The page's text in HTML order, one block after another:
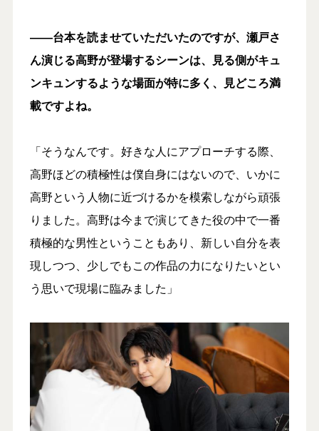
――台本を読ませていただいたのですが、瀬戸さ
ん演じる高野が登場するシーンは、見る側がキュ
ンキュンするような場面が特に多く、見どころ満
載ですよね。
「そうなんです。好きな人にアプローチする際、
高野ほどの積極性は僕自身にはないので、いかに
高野という人物に近づけるかを模索しながら頑張
りました。高野は今まで演じてきた役の中で一番
積極的な男性ということもあり、新しい自分を表
現しつつ、少しでもこの作品の力になりたいとい
う思いで現場に臨みました」